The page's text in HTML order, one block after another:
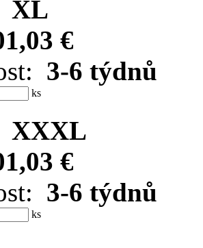
XL
€
3-6 týdnů
ks
XXXL
€
3-6 týdnů
ks